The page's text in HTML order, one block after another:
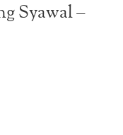
Syawal –